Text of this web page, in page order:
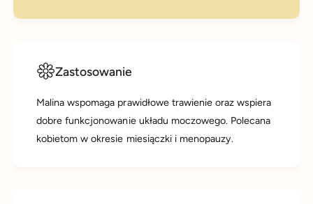
Zastosowanie
Malina wspomaga prawidłowe trawienie oraz wspiera
dobre funkcjonowanie układu moczowego. Polecana
kobietom w okresie miesiączki i menopauzy.